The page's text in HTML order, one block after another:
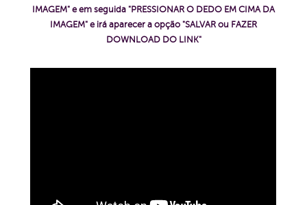
IMAGEM" e em seguida "PRESSIONAR O DEDO EM CIMA DA
IMAGEM" e irá aparecer a opção "SALVAR ou FAZER
DOWNLOAD DO LINK"